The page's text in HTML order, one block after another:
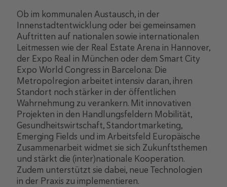
Ob im kommunalen Austausch, in der
Innenstadtentwicklung oder bei gemeinsamen
Auftritten auf nationalen sowie internationalen
Leitmessen wie der Real Estate Arena in Hannover,
der Expo Real in München oder dem Smart City
Expo World Congress in Barcelona: Die
Metropolregion arbeitet intensiv daran, ihren
Standort noch stärker in der öffentlichen
Wahrnehmung zu verankern. Mit innovativen
Projekten in den Handlungsfeldern Mobilität,
Gesundheitswirtschaft, Standortmarketing,
Emerging Fields und im Arbeitsfeld Europäische
Zusammenarbeit widmet sie sich Zukunftsthemen
und stärkt die (inter)nationale Kooperation.
Zudem unterstützt sie dabei, neue Technologien
in der Praxis zu implementieren.